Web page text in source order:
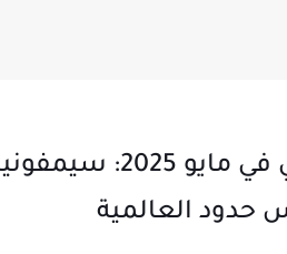
فعاليات دبي في
حدود العالمية